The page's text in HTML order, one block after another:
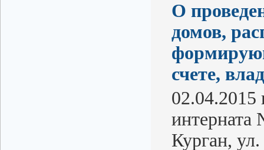
О
домов,
счете,
02.04.2015
Курган,